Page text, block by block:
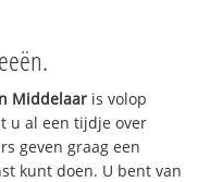
Middelaar is volop
u al een tijdje over
geven graag een
kunt doen. U bent van